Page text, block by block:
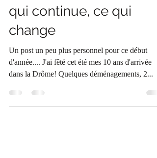
Rentrée saison 2023, ce
qui continue, ce qui
change
Un post un peu plus personnel pour ce début
dans la Drôme! Quelques déménagements, 2...